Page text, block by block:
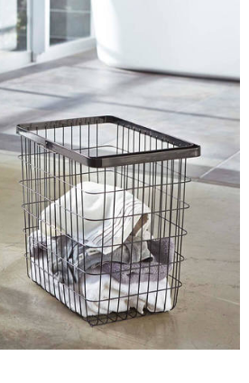
インテリア・
ペット用品
パネル・壁材
天然石・石材
新商品
札幌スマート
ム
ルー
ウェルビーみのおHDC
BOX
クレーム公開
水まわり 3年保証
住まいのスタイリング
アイデア
ル
オンライン相談
最高のリノベ会社が
かるリノベりす